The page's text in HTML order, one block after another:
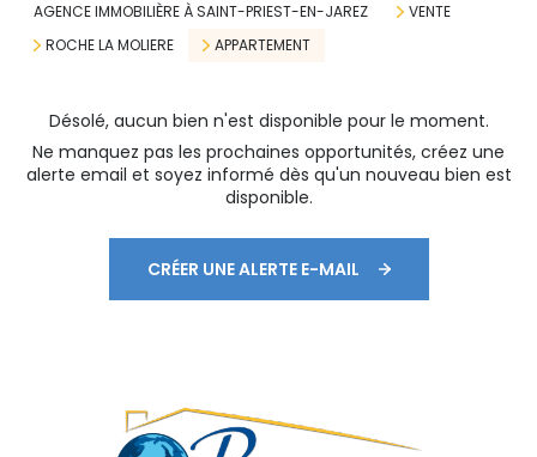
AGENCE IMMOBILIÈRE À SAINT-PRIEST-EN-JAREZ
VENTE
ROCHE LA MOLIERE
APPARTEMENT
Désolé, aucun bien n'est disponible pour le moment.
Ne manquez pas les prochaines opportunités, créez une
alerte email et soyez informé dès qu'un nouveau bien est
disponible.
CRÉER UNE ALERTE E-MAIL